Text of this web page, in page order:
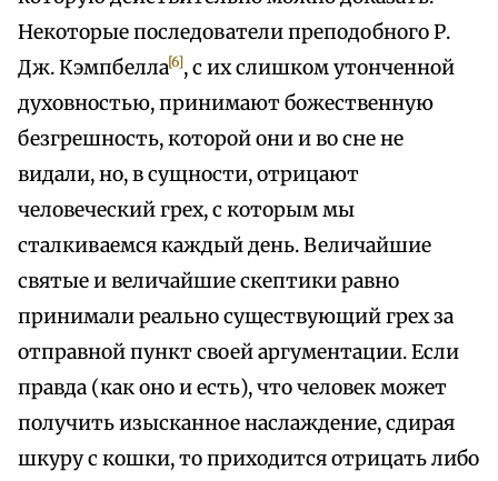
Некоторые последователи преподобного Р.
Дж. Кэмпбелла[6], с их слишком утонченной
духовностью, принимают божественную
безгрешность, которой они и во сне не
видали, но, в сущности, отрицают
человеческий грех, с которым мы
сталкиваемся каждый день. Величайшие
святые и величайшие скептики равно
принимали реально существующий грех за
отправной пункт своей аргументации. Если
правда (как оно и есть), что человек может
получить изысканное наслаждение, сдирая
шкуру с кошки, то приходится отрицать либо